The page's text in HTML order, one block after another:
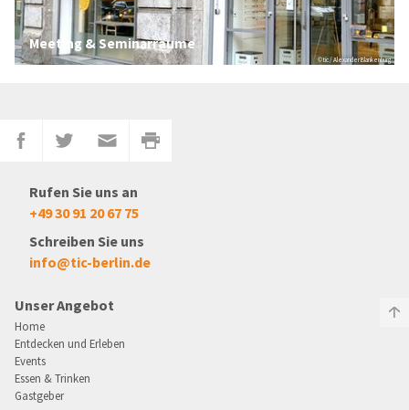
© tic / Alexander Blankenburg
Meeting & Seminarräume
Rufen Sie uns an
+49 30 91 20 67 75
Schreiben Sie uns
info@tic-berlin.de
Unser Angebot
Home
Entdecken und Erleben
Events
Essen & Trinken
Gastgeber